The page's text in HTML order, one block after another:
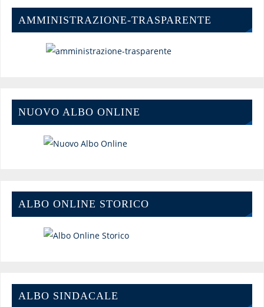
AMMINISTRAZIONE-TRASPARENTE
NUOVO ALBO ONLINE
ALBO ONLINE STORICO
ALBO SINDACALE